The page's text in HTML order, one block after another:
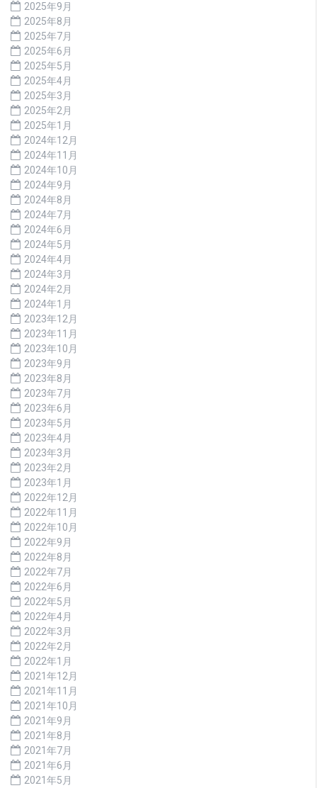
2025年9月
2025年8月
2025年7月
2025年6月
2025年5月
2025年4月
2025年3月
2025年2月
2025年1月
2024年12月
2024年11月
2024年10月
2024年9月
2024年8月
2024年7月
2024年6月
2024年5月
2024年4月
2024年3月
2024年2月
2024年1月
2023年12月
2023年11月
2023年10月
2023年9月
2023年8月
2023年7月
2023年6月
2023年5月
2023年4月
2023年3月
2023年2月
2023年1月
2022年12月
2022年11月
2022年10月
2022年9月
2022年8月
2022年7月
2022年6月
2022年5月
2022年4月
2022年3月
2022年2月
2022年1月
2021年12月
2021年11月
2021年10月
2021年9月
2021年8月
2021年7月
2021年6月
2021年5月